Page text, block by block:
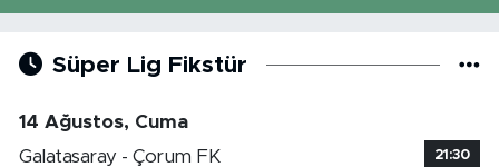
Süper Lig Fikstür
14 Ağustos, Cuma
Galatasaray - Çorum FK
21:30